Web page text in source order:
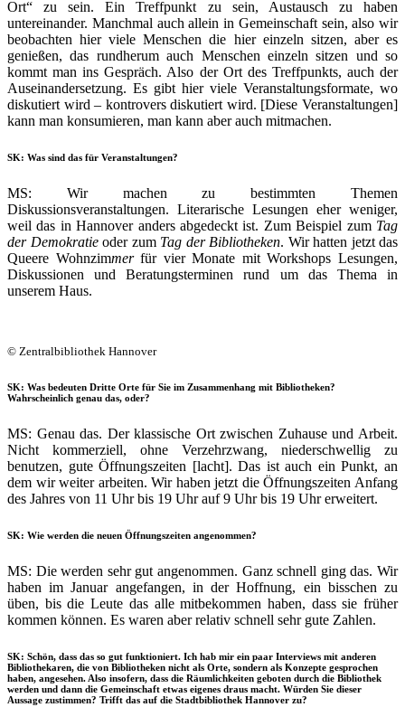
Ort“ zu sein. Ein Treffpunkt zu sein, Austausch zu haben
untereinander. Manchmal auch allein in Gemeinschaft sein, also wir
beobachten hier viele Menschen die hier einzeln sitzen, aber es
genießen, das rundherum auch Menschen einzeln sitzen und so
kommt man ins Gespräch. Also der Ort des Treffpunkts, auch der
Auseinandersetzung. Es gibt hier viele Veranstaltungsformate, wo
diskutiert wird – kontrovers diskutiert wird. [Diese Veranstaltungen]
kann man konsumieren, man kann aber auch mitmachen.
SK: Was sind das für Veranstaltungen?
MS: Wir machen zu bestimmten Themen
Diskussionsveranstaltungen. Literarische Lesungen eher weniger,
weil das in Hannover anders abgedeckt ist. Zum Beispiel zum Tag
der Demokratie oder zum Tag der Bibliotheken. Wir hatten jetzt das
Queere Wohnzimmerfür vier Monate mit Workshops Lesungen,
Diskussionen und Beratungsterminen rund um das Thema in
unserem Haus.
© Zentralbibliothek Hannover
SK: Was bedeuten Dritte Orte für Sie im Zusammenhang mit Bibliotheken?
Wahrscheinlich genau das, oder?
MS: Genau das. Der klassische Ort zwischen Zuhause und Arbeit.
Nicht kommerziell, ohne Verzehrzwang, niederschwellig zu
benutzen, gute Öffnungszeiten [lacht]. Das ist auch ein Punkt, an
dem wir weiter arbeiten. Wir haben jetzt die Öffnungszeiten Anfang
des Jahres von 11 Uhr bis 19 Uhr auf 9 Uhr bis 19 Uhr erweitert.
SK: Wie werden die neuen Öffnungszeiten angenommen?
MS: Die werden sehr gut angenommen. Ganz schnell ging das. Wir
haben im Januar angefangen, in der Hoffnung, ein bisschen zu
üben, bis die Leute das alle mitbekommen haben, dass sie früher
kommen können. Es waren aber relativ schnell sehr gute Zahlen.
SK: Schön, dass das so gut funktioniert. Ich hab mir ein paar Interviews mit anderen
Bibliothekaren, die von Bibliotheken nicht als Orte, sondern als Konzepte gesprochen
haben, angesehen. Also insofern, dass die Räumlichkeiten geboten durch die Bibliothek
werden und dann die Gemeinschaft etwas eigenes draus macht. Würden Sie dieser
Aussage zustimmen? Trifft das auf die Stadtbibliothek Hannover zu?